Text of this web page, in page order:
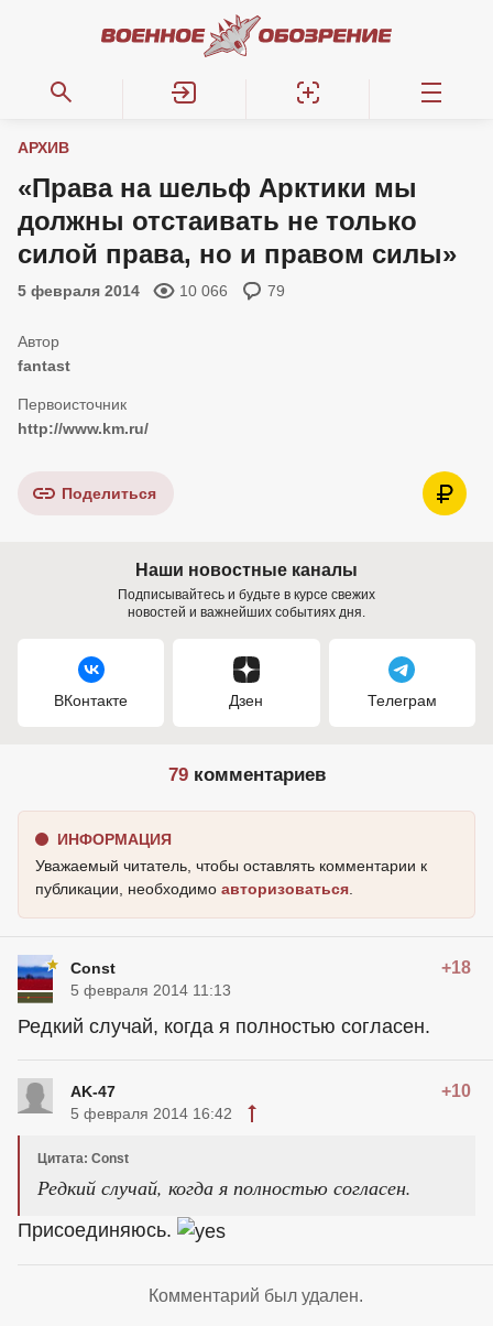
АРХИВ
«Права на шельф Арктики мы
должны отстаивать не только
силой права, но и правом силы»
5 февраля 2014 10 066 79
fantast
http://www.km.ru/
Поделиться
Наши новостные каналы
Подписывайтесь и будьте в курсе свежих
новостей и важнейших событиях дня.
ВКонтакте Дзен Телеграм
79комментариев
ИНФОРМАЦИЯ
Уважаемый читатель, чтобы оставлять комментарии к
публикации, необходимо авторизоваться
Const +18
5 февраля 2014 11:13
Редкий случай, когда я полностью согласен.
AK-47 +10
5 февраля 2014 16:42
Цитата: Const
Редкий случай, когда я полностью согласен.
Присоединяюсь.
Комментарий был удален.